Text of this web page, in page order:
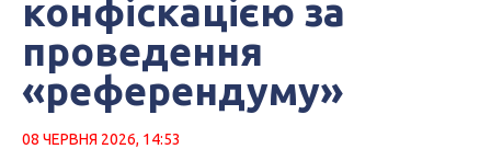
конфіскацією за
проведення
«референдуму»
08 ЧЕРВНЯ 2026, 14:53